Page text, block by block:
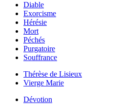
Diable
Exorcisme
Hérésie
Mort
Péchés
Purgatoire
Souffrance
Thérèse de Lisieux
Vierge Marie
Dévotion